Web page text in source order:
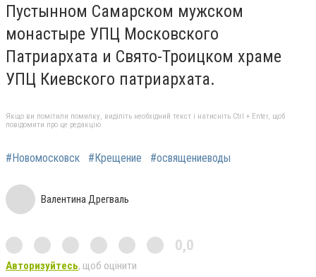
Пустынном Самарском мужском
монастыре УПЦ Московского
Патриархата и Свято-Троицком храме
УПЦ Киевского патриархата.
Якщо ви помітили помилку, виділіть необхідний текст і натисніть Ctrl + Enter, щоб
повідомити про це редакцію
#Новомосковск #Крещение #освящениеводы
Валентина Дрегваль
0,0
Авторизуйтесь, щоб оцінити